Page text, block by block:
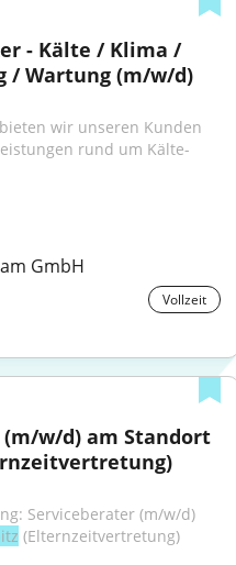
- Kälte / Klima /
/ Wartung (m/w/d)
wir unseren Kunden
rund um Kälte-
GmbH
Vollzeit
berater (m/w/d) am Standort
Serviceberater (m/w/d)
(Elternzeitvertretung)